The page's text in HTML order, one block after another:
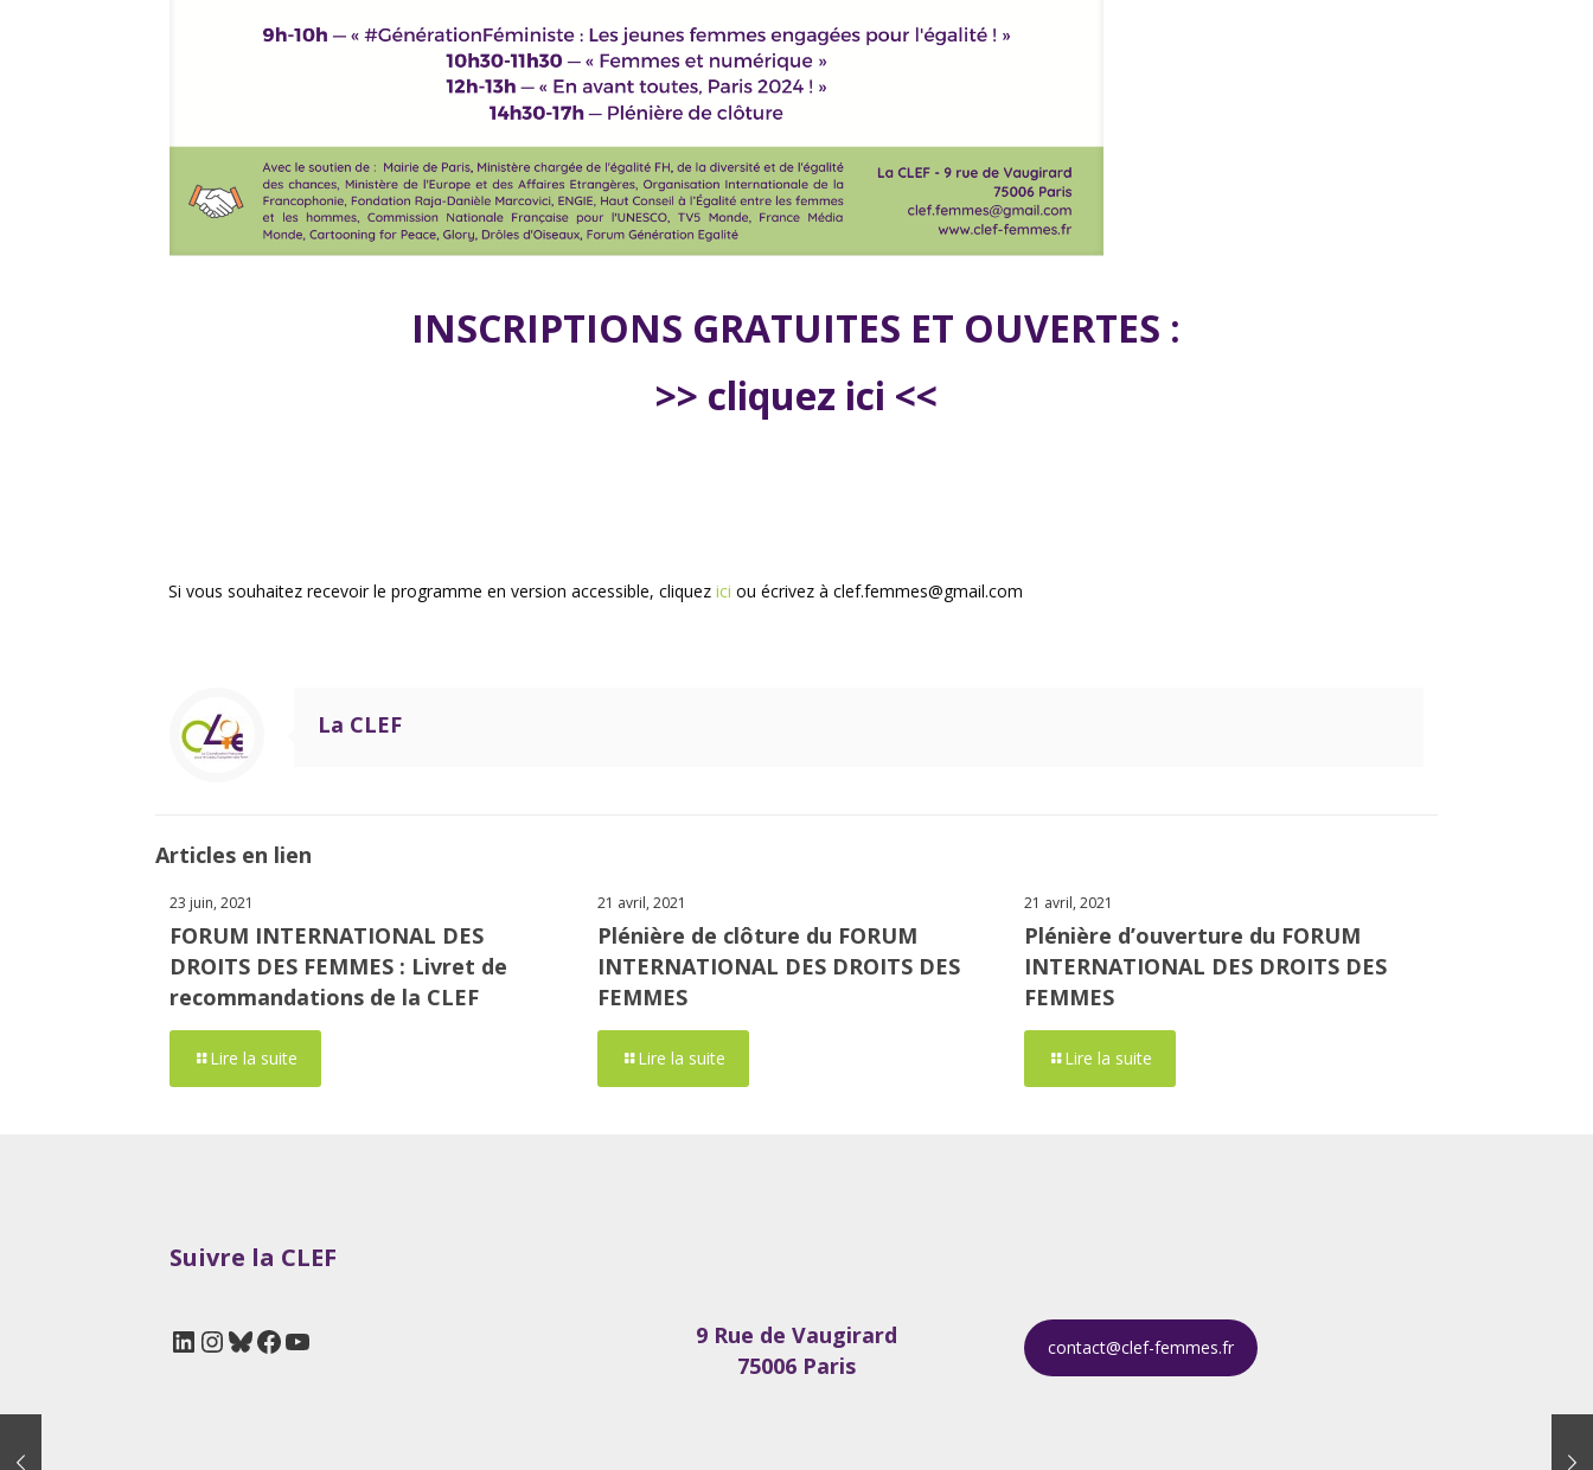
INSCRIPTIONS GRATUITES ET OUVERTES :
>> cliquez ici <<
Si vous souhaitez recevoir le programme en version accessible, cliquezici ou écrivez à clef.femmes@gmail.com
La CLEF
Articles en lien
23 juin, 2021
FORUM INTERNATIONAL DES
DROITS DES FEMMES : Livret de
recommandations de la CLEF
Lire la suite
21 avril, 2021
Plénière de clôture du FORUM
INTERNATIONAL DES DROITS DES
FEMMES
Lire la suite
21 avril, 2021
Plénière d’ouverture du FORUM
INTERNATIONAL DES DROITS DES
FEMMES
Lire la suite
Suivre la CLEF
LinkedIn
Instagram
Bluesky
Facebook
YouTube
9 Rue de Vaugirard
75006 Paris
contact@clef-femmes.fr